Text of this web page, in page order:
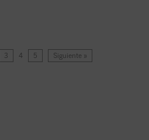
3 4 5 Siguiente »